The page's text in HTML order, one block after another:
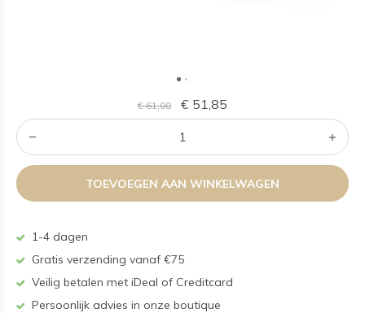
€ 61,00 € 51,85
TOEVOEGEN AAN WINKELWAGEN
1-4 dagen
Gratis verzending vanaf €75
Veilig betalen met iDeal of Creditcard
Persoonlijk advies in onze boutique